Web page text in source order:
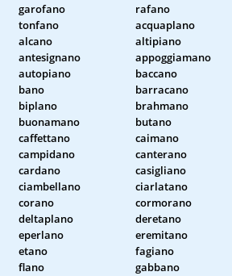
garofano
rafano
tonfano
acquaplano
alcano
altipiano
antesignano
appoggiamano
autopiano
baccano
bano
barracano
biplano
brahmano
buonamano
butano
caffettano
caimano
campidano
canterano
cardano
casigliano
ciambellano
ciarlatano
corano
cormorano
deltaplano
deretano
eperlano
eremitano
etano
fagiano
flano
gabbano